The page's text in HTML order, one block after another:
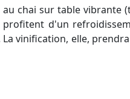
chai sur table vibrante
d'un
vinification, elle,